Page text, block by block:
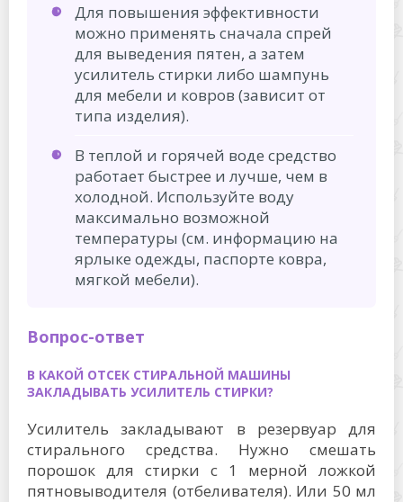
Для повышения эффективности
можно применять сначала спрей
для выведения пятен, а затем
усилитель стирки либо шампунь
для мебели и ковров (зависит от
типа изделия).
В теплой и горячей воде средство
работает быстрее и лучше, чем в
холодной. Используйте воду
максимально возможной
температуры (см. информацию на
ярлыке одежды, паспорте ковра,
мягкой мебели).
Вопрос-ответ
В КАКОЙ ОТСЕК СТИРАЛЬНОЙ МАШИНЫ
ЗАКЛАДЫВАТЬ УСИЛИТЕЛЬ СТИРКИ?
Усилитель закладывают в резервуар для
стирального средства. Нужно смешать
порошок для стирки с 1 мерной ложкой
пятновыводителя (отбеливателя). Или 50 мл